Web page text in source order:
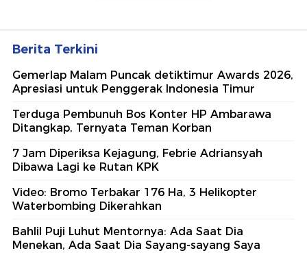
Berita Terkini
Gemerlap Malam Puncak detiktimur Awards 2026,
Apresiasi untuk Penggerak Indonesia Timur
Terduga Pembunuh Bos Konter HP Ambarawa
Ditangkap, Ternyata Teman Korban
7 Jam Diperiksa Kejagung, Febrie Adriansyah
Dibawa Lagi ke Rutan KPK
Video: Bromo Terbakar 176 Ha, 3 Helikopter
Waterbombing Dikerahkan
Bahlil Puji Luhut Mentornya: Ada Saat Dia
Menekan, Ada Saat Dia Sayang-sayang Saya